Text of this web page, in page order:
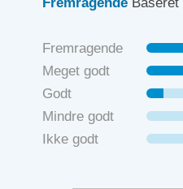
Fremragende
Fremragende
Meget godt
Godt
Mindre godt
Ikke godt